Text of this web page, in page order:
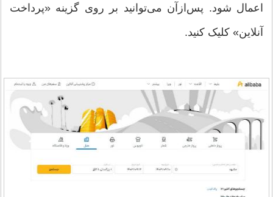
اعمال شود. پس‌ازآن می‌توانید بر روی گزینه «پرداخت
آنلاین» کلیک کنید.